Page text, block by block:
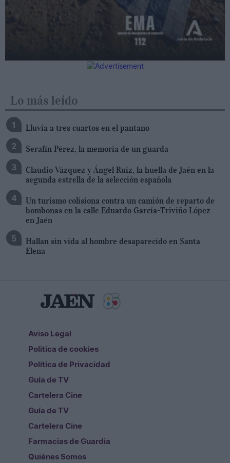
Lo más leído
Lluvia a tres cuartos en el pantano
Serafín Pérez, la memoria de un guarda
Claudio Vázquez y Ángel Ruiz, la huella de Jaén en la
segunda estrella de la selección española
Un turismo colisiona contra un camión de reparto de
bombonas en la calle Eduardo García-Triviño López
en Jaén
Hallan sin vida al hombre desaparecido en Santa
Elena
Aviso Legal
Politica de cookies
Política de Privacidad
Guía de TV
Cartelera Cine
Guía de TV
Cartelera Cine
Farmacias de Guardia
Quiénes Somos